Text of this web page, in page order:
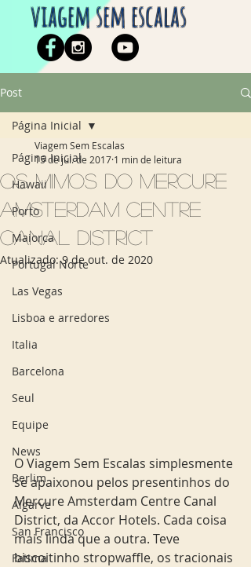
viagem sem escalas
Post
Página Inicial
Hawaii
Porto
Maiorca
Portugal Norte
Las Vegas
Lisboa e arredores
Italia
Barcelona
Seul
Equipe
News
Berlim
Algarve
San Francisco
Fatima
Página Inicial
Os mimos do Mercure
Amsterdam Centre
Canal District
Viagem Sem Escalas
15 de jul. de 2017 1 min de leitura
Atualizado:9 de out. de 2020
O Viagem Sem Escalas simplesmente
se apaixonou pelos presentinhos do
Mercure Amsterdam Centre Canal
District, da Accor Hotels. Cada coisa
mais linda que a outra. Teve
biscoitinho stropwaffle, os tracionais